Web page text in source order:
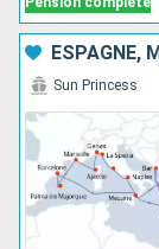
Retrouvez ici
Sun Princess